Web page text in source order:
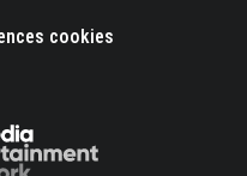
cookies